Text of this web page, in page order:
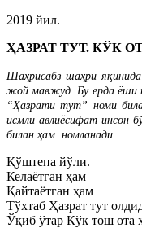
2019 йил.
ҲАЗРАТ ТУТ. КЎК
Шаҳрисабз шаҳри
жой мавжуд. Бу ерда
“Ҳазрати тут” номи
исмли авлиёсифатинсон
билан ҳам номланади.
Қўштепа йўли.
Келаётган ҳам
Қайтаётган ҳам
Тўхтаб Ҳазрат тут
Ўқиб ўтар Кўк тош ота